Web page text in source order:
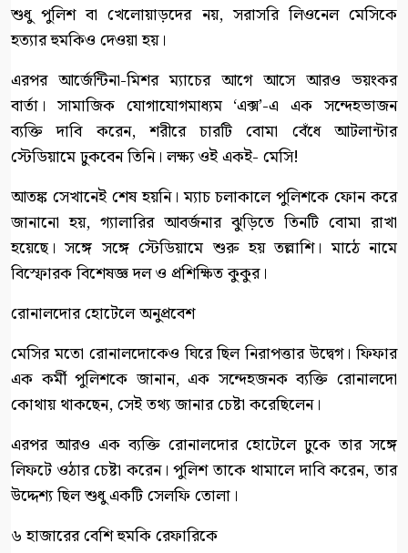
শুধু পুলিশ বা খেলোয়াড়দের নয়, সরাসরি লিওনেল মেসিকে
হত্যার হুমকিও দেওয়া হয়।
এরপর আর্জেন্টিনা-মিশর ম্যাচের আগে আসে আরও ভয়ংকর
বার্তা। সামাজিক যোগাযোগমাধ্যম ‘এক্স’-এ এক সন্দেহভাজন
ব্যক্তি দাবি করেন, শরীরে চারটি বোমা বেঁধে আটলান্টার
স্টেডিয়ামে ঢুকবেন তিনি। লক্ষ্য ওই একই- মেসি!
আতঙ্ক সেখানেই শেষ হয়নি। ম্যাচ চলাকালে পুলিশকে ফোন করে
জানানো হয়, গ্যালারির আবর্জনার ঝুড়িতে তিনটি বোমা রাখা
হয়েছে। সঙ্গে সঙ্গে স্টেডিয়ামে শুরু হয় তল্লাশি। মাঠে নামে
বিস্ফোরক বিশেষজ্ঞ দল ও প্রশিক্ষিত কুকুর।
রোনালদোর হোটেলে অনুপ্রবেশ
মেসির মতো রোনালদোকেও ঘিরে ছিল নিরাপত্তার উদ্বেগ। ফিফার
এক কর্মী পুলিশকে জানান, এক সন্দেহজনক ব্যক্তি রোনালদো
কোথায় থাকছেন, সেই তথ্য জানার চেষ্টা করেছিলেন।
এরপর আরও এক ব্যক্তি রোনালদোর হোটেলে ঢুকে তার সঙ্গে
লিফটে ওঠার চেষ্টা করেন। পুলিশ তাকে থামালে দাবি করেন, তার
উদ্দেশ্য ছিল শুধু একটি সেলফি তোলা।
৬ হাজারের বেশি হুমকি রেফারিকে